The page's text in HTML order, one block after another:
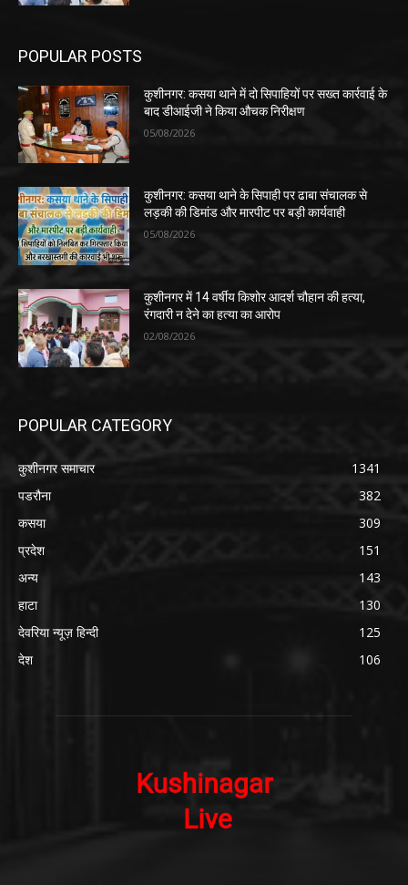
POPULAR POSTS
कुशीनगर: कसया थाने में दो सिपाहियों पर सख्त कार्रवाई के
बाद डीआईजी ने किया औचक निरीक्षण
05/08/2026
कुशीनगर: कसया थाने के सिपाही पर ढाबा संचालक से
लड़की की डिमांड और मारपीट पर बड़ी कार्यवाही
05/08/2026
कुशीनगर में 14 वर्षीय किशोर आदर्श चौहान की हत्या,
रंगदारी न देने का हत्या का आरोप
02/08/2026
POPULAR CATEGORY
कुशीनगर समाचार
1341
पडरौना
382
कसया
309
प्रदेश
151
अन्य
143
हाटा
130
देवरिया न्यूज़ हिन्दी
125
देश
106